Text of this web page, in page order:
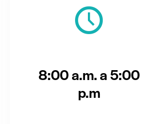
8:00 a.m. a 5:00
p.m